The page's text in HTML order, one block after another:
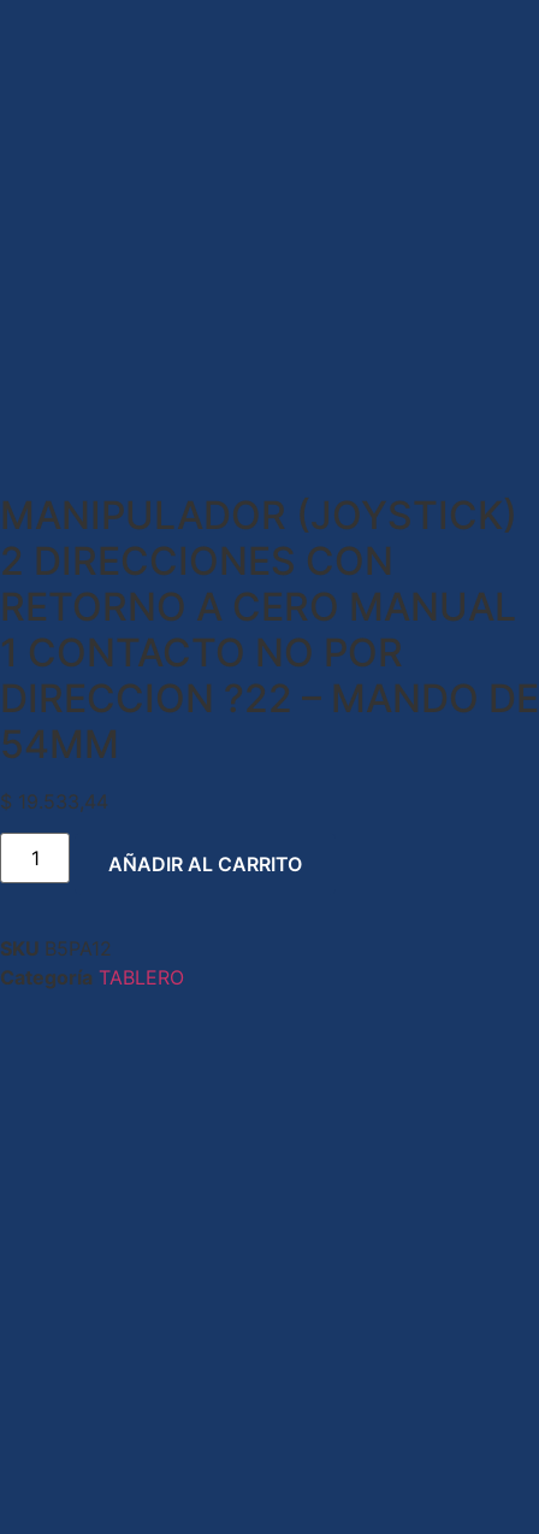
MANIPULADOR (JOYSTICK)
2 DIRECCIONES CON
RETORNO A CERO MANUAL
1 CONTACTO NO POR
DIRECCION ?22 – MANDO DE
54MM
$ 19.533,44
AÑADIR AL CARRITO
SKU B5PA12
Categoría TABLERO